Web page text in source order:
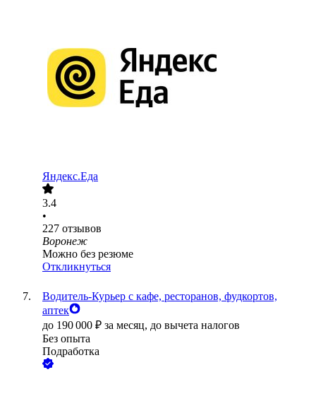
Яндекс.Еда
3.4
•
227 отзывов
Воронеж
Можно без резюме
Откликнуться
Водитель-Курьер с кафе, ресторанов, фудкортов,
аптек
до 190 000 ₽ за месяц, до вычета налогов
Без опыта
Подработка